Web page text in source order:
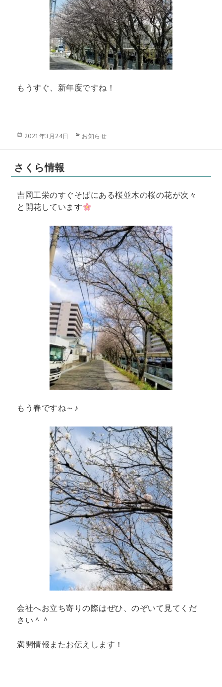
もうすぐ、新年度ですね！
投
2021年3月24日
カ
お知らせ
さくら情報
吉岡工栄のすぐそばにある桜並木の桜の花が次々
と開花しています
もう春ですね～♪
会社へお立ち寄りの際はぜひ、のぞいて見てくだ
さい＾＾
満開情報またお伝えします！